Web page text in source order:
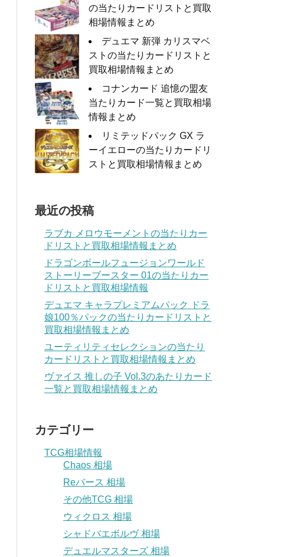
の当たりカードリストと買取
相場情報まとめ
デュエマ 新弾 カリスマベ
ストの当たりカードリストと
買取相場情報まとめ
コナンカード 追憶の盟友
当たりカード一覧と買取相場
情報まとめ
リミテッドパック GX ラ
ーイエローの当たりカードリ
ストと買取相場情報まとめ
最近の投稿
ラブカ メロウモーメントの当たりカー
ドリストと買取相場情報まとめ
ドラゴンボールフュージョンワールド
ストーリーブースター 01の当たりカー
ドリストと買取相場情報
デュエマ キャラプレミアムパック ドラ
娘100％パックの当たりカードリストと
買取相場情報まとめ
ユーティリティセレクションの当たり
カードリストと買取相場情報まとめ
ヴァイス 推しの子 Vol.3のあたりカード
一覧と買取相場情報まとめ
カテゴリー
TCG相場情報
Chaos 相場
Reバース 相場
その他TCG 相場
ウィクロス 相場
シャドバエボルヴ 相場
デュエルマスターズ 相場